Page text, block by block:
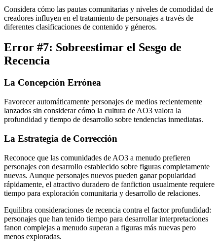
Considera cómo las pautas comunitarias y niveles de comodidad de
creadores influyen en el tratamiento de personajes a través de
diferentes clasificaciones de contenido y géneros.
Error #7: Sobreestimar el Sesgo de
Recencia
La Concepción Errónea
Favorecer automáticamente personajes de medios recientemente
lanzados sin considerar cómo la cultura de AO3 valora la
profundidad y tiempo de desarrollo sobre tendencias inmediatas.
La Estrategia de Corrección
Reconoce que las comunidades de AO3 a menudo prefieren
personajes con desarrollo establecido sobre figuras completamente
nuevas. Aunque personajes nuevos pueden ganar popularidad
rápidamente, el atractivo duradero de fanfiction usualmente requiere
tiempo para exploración comunitaria y desarrollo de relaciones.
Equilibra consideraciones de recencia contra el factor profundidad:
personajes que han tenido tiempo para desarrollar interpretaciones
fanon complejas a menudo superan a figuras más nuevas pero
menos exploradas.